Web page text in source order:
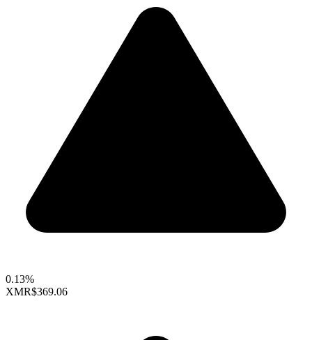
0.13%
XMR$369.06